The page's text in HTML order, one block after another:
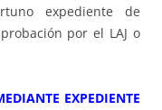
expediente de
por el LAJ o
EXPEDIENTE